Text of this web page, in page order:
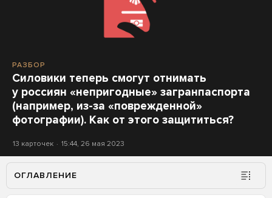
РАЗБОР
Силовики теперь смогут отнимать
у россиян «непригодные» загранпаспорта
(например, из-за «поврежденной»
фотографии). Как от этого защититься?
13 карточек 15:44, 26 мая 2023
ОГЛАВЛЕНИЕ